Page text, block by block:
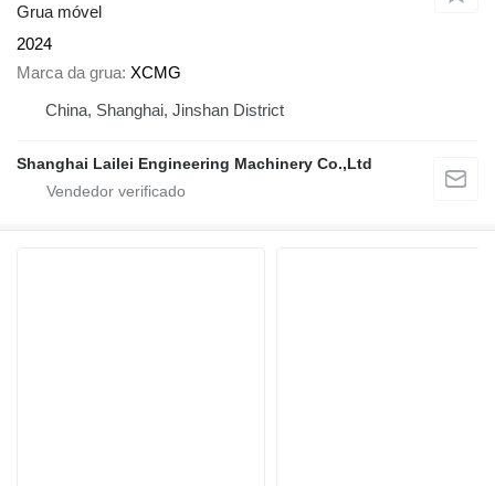
Grua móvel
2024
Marca da grua XCMG
China, Shanghai, Jinshan District
Shanghai Lailei Engineering Machinery Co.,Ltd